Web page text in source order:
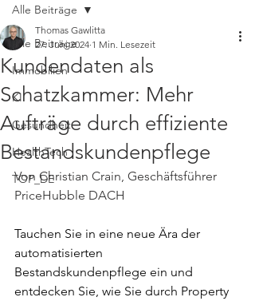
Alle Beiträge
Immobilien
KI
Gesundheit
HealthTech
TOP_DE
Alle Beiträge
Kundendaten als
Schatzkammer: Mehr
Aufträge durch effiziente
Bestandskundenpflege
Thomas Gawlitta
27. Juni 2024 1 Min. Lesezeit
Von Christian Crain, Geschäftsführer
PriceHubble DACH
Tauchen Sie in eine neue Ära der
automatisierten
Bestandskundenpflege ein und
entdecken Sie, wie Sie durch Property